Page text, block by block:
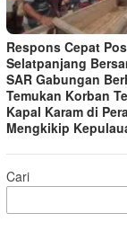
Respons Cepat
Selatpanjang
SAR Gabungan
Temukan Korban
Kapal Karam di
Mengkikip
Cari